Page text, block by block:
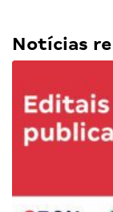
Notícias